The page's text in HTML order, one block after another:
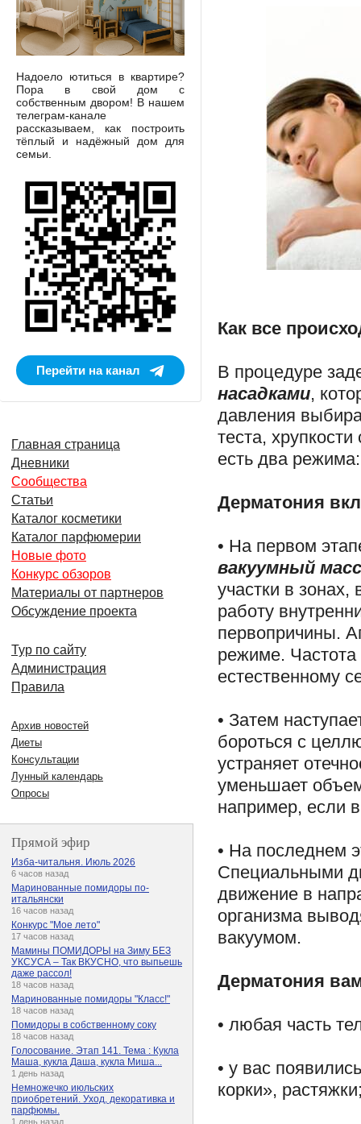
Как все
В процедуре
насадками,
давления
теста,
есть два
Дерматония
• На первом
вакуумный
участки в
работу
первопричины.
режиме. Частота
естественному
• Затем
бороться с
устраняет
уменьшает
например, если
• На последнем
Специальными
движение в
организма
вакуумом.
Дерматония
• любая часть
• у вас
корки»,
Надоело ютиться в квартире?
Пора в свой дом с
собственным двором! В нашем
телеграм-канале
рассказываем, как построить
тёплый и надёжный дом для
семьи.
Перейти на канал
Главная страница
Дневники
Сообщества
Статьи
Каталог косметики
Каталог парфюмерии
Новые фото
Конкурс обзоров
Материалы от партнеров
Обсуждение проекта
Тур по сайту
Администрация
Правила
Архив новостей
Диеты
Консультации
Лунный календарь
Опросы
Прямой эфир
Изба-читальня. Июль 2026
6 часов назад
Маринованные помидоры по-
итальянски
16 часов назад
Конкурс "Мое лето"
17 часов назад
Мамины ПОМИДОРЫ на Зиму БЕЗ
УКСУСА – Так ВКУСНО, что выпьешь
даже рассол!
18 часов назад
Маринованные помидоры "Класс!"
18 часов назад
Помидоры в собственному соку
18 часов назад
Голосование. Этап 141. Тема : Кукла
Маша, кукла Даша, кукла Миша...
1 день назад
Немножечко июльских
приобретений. Уход, декоративка и
парфюмы.
1 день назад